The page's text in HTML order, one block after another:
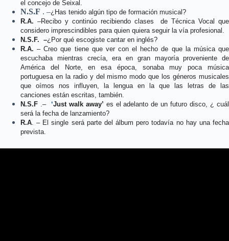
el concejo de Seixal.
N.S.F . –¿Has tenido algún tipo de formación musical?
R.A. –Recibo y continúo recibiendo clases de Técnica Vocal que
considero imprescindibles para quien quiera seguir la vía profesional.
N.S.F. –¿Por qué escogiste cantar en inglés?
R.A. – Creo que tiene que ver con el hecho de que la música que
escuchaba mientras crecía, era en gran mayoría proveniente de
América del Norte, en esa época, sonaba muy poca música
portuguesa en la radio y del mismo modo que los géneros musicales
que oímos nos influyen, la lengua en la que las letras de las
canciones están escritas, también.
N.S.F .– ‘Just walk away’ es el adelanto de un futuro disco, ¿ cuál
será la fecha de lanzamiento?
R.A . – El single será parte del álbum pero todavía no hay una fecha
prevista.